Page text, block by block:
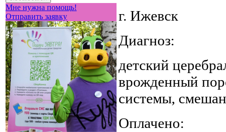
Мне нужна помощь!
Отправить заявку
г. Ижевск
Диагноз:
детский
врожденный
системы,
Оплачено: